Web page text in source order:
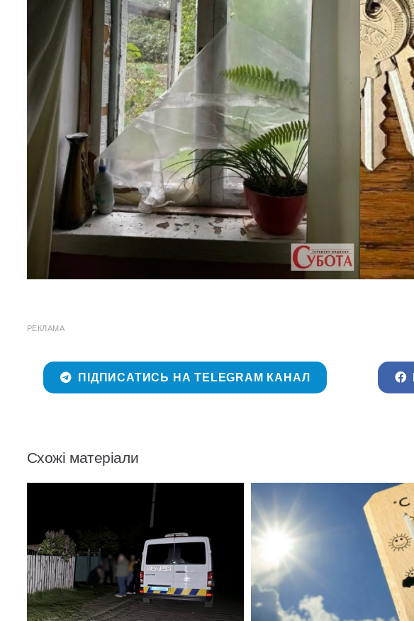
РЕКЛАМА
ПІДПИСАТИСЬ НА TELEGRAM КАНАЛ
Схожі матеріали